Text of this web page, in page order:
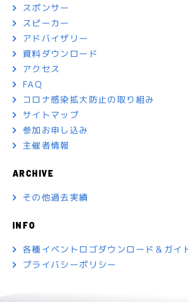
スポンサー
スピーカー
アドバイザリー
資料ダウンロード
アクセス
FAQ
コロナ感染拡大防止の取り組み
サイトマップ
参加お申し込み
主催者情報
ARCHIVE
その他過去実績
INFO
各種イベントロゴダウンロード＆ガイ
プライバシーポリシー